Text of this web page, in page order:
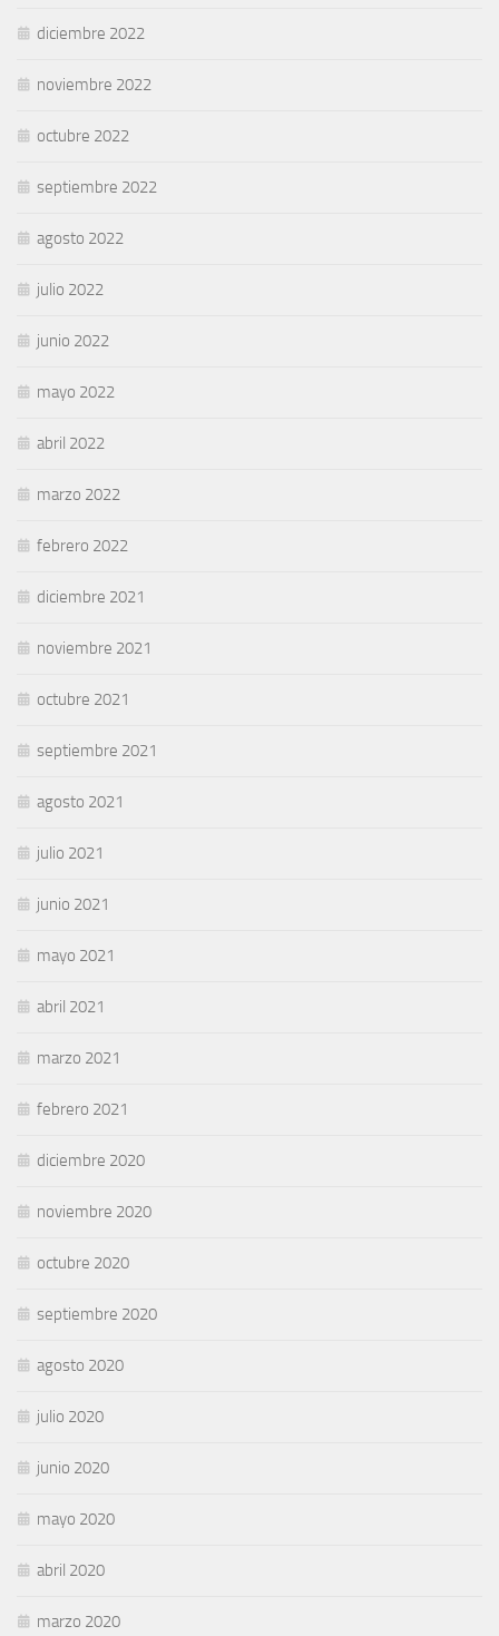
diciembre 2022
noviembre 2022
octubre 2022
septiembre 2022
agosto 2022
julio 2022
junio 2022
mayo 2022
abril 2022
marzo 2022
febrero 2022
diciembre 2021
noviembre 2021
octubre 2021
septiembre 2021
agosto 2021
julio 2021
junio 2021
mayo 2021
abril 2021
marzo 2021
febrero 2021
diciembre 2020
noviembre 2020
octubre 2020
septiembre 2020
agosto 2020
julio 2020
junio 2020
mayo 2020
abril 2020
marzo 2020